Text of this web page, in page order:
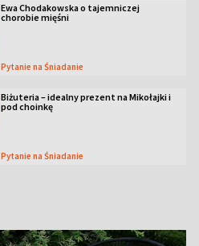
Ewa Chodakowska o tajemniczej
chorobie mięśni
Pytanie na Śniadanie
Biżuteria – idealny prezent na Mikołajki i
pod choinkę
Pytanie na Śniadanie